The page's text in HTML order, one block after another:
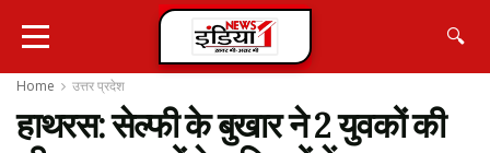
🔍
Home उत्तर प्रदेश
हाथरस: सेल्फी के बुखार ने 2 युवकों की